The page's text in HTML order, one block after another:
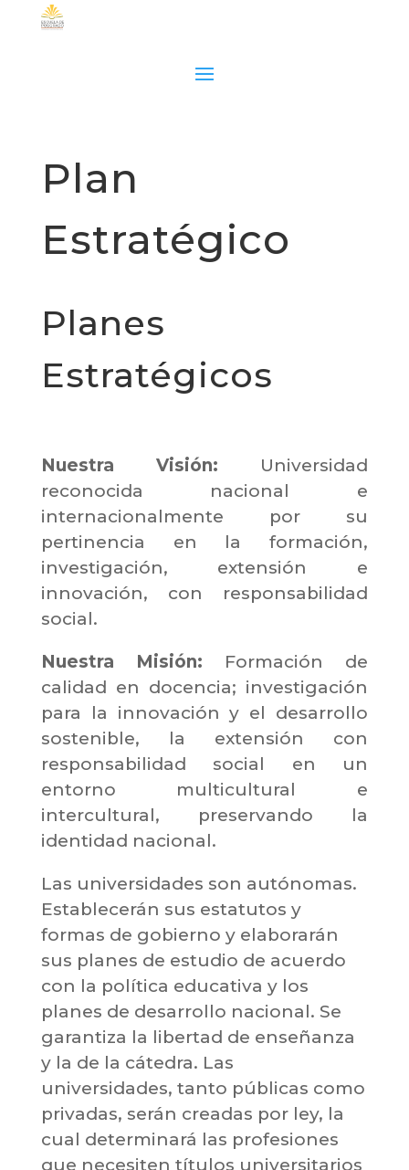
Plan
Estratégico
Planes
Estratégicos
Nuestra Visión: Universidad
reconocida nacional e
internacionalmente por su
pertinencia en la formación,
investigación, extensión e
innovación, con responsabilidad
social.
Nuestra Misión: Formación de
calidad en docencia; investigación
para la innovación y el desarrollo
sostenible, la extensión con
responsabilidad social en un
entorno multicultural e
intercultural, preservando la
identidad nacional.
Las universidades son autónomas.
Establecerán sus estatutos y
formas de gobierno y elaborarán
sus planes de estudio de acuerdo
con la política educativa y los
planes de desarrollo nacional. Se
garantiza la libertad de enseñanza
y la de la cátedra. Las
universidades, tanto públicas como
privadas, serán creadas por ley, la
cual determinará las profesiones
que necesiten títulos universitarios